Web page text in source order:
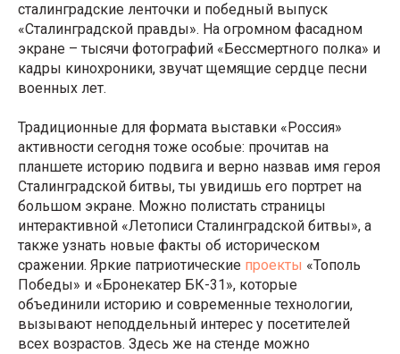
сталинградские ленточки и победный выпуск
«Сталинградской правды». На огромном фасадном
экране – тысячи фотографий «Бессмертного полка» и
кадры кинохроники, звучат щемящие сердце песни
военных лет.
Традиционные для формата выставки «Россия»
активности сегодня тоже особые: прочитав на
планшете историю подвига и верно назвав имя героя
Сталинградской битвы, ты увидишь его портрет на
большом экране. Можно полистать страницы
интерактивной «Летописи Сталинградской битвы», а
также узнать новые факты об историческом
сражении. Яркие патриотические проекты «Тополь
Победы» и «Бронекатер БК-31», которые
объединили историю и современные технологии,
вызывают неподдельный интерес у посетителей
всех возрастов. Здесь же на стенде можно